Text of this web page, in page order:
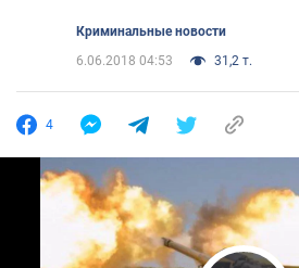
Криминальные новости
6.06.2018 04:53
31,2 т.
4